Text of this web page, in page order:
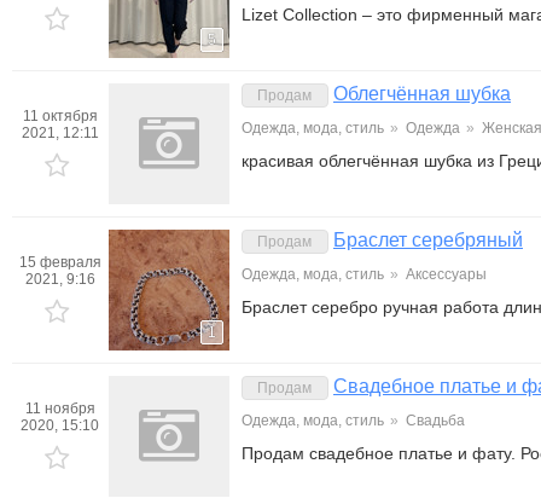
5
Lizet Сollection – это фирменный
11 октября
2021, 12:11
Продам Облегчённая шубка
Одежда, мода, стиль » Одежда » Женская
красивая облегчённая шубка из
15 февраля
2021, 9:16
1
Продам Браслет серебряный
Одежда, мода, стиль » Аксессуары
Браслет серебро ручная работа
11 ноября
2020, 15:10
Продам Свадебное платье и
Одежда, мода, стиль » Свадьба
Продам свадебное платье и фату.